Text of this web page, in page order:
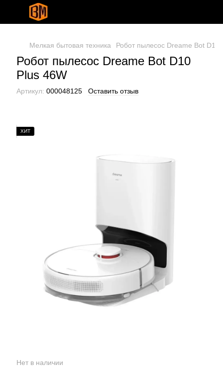
Мелкая бытовая техника Робот пылесос Dreame Bot D10
Робот пылесос Dreame Bot D10
Plus 46W
Артикул: 000048125 Оставить отзыв
ХИТ
Нет в наличии